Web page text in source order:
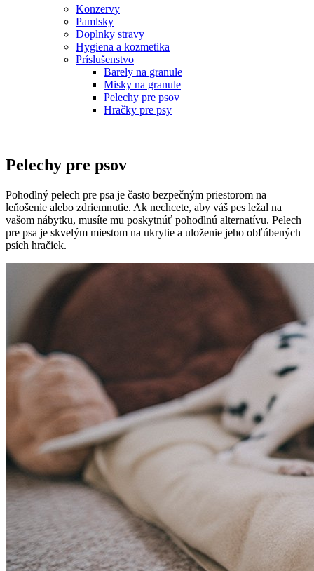
Konzervy
Pamlsky
Doplnky stravy
Hygiena a kozmetika
Príslušenstvo
Barely na granule
Misky na granule
Pelechy pre psov
Hračky pre psy
Pelechy pre psov
Pohodlný pelech pre psa je často bezpečným priestorom na
leňošenie alebo zdriemnutie. Ak nechcete, aby váš pes ležal na
vašom nábytku, musíte mu poskytnúť pohodlnú alternatívu. Pelech
pre psa je skvelým miestom na ukrytie a uloženie jeho obľúbených
psích hračiek.